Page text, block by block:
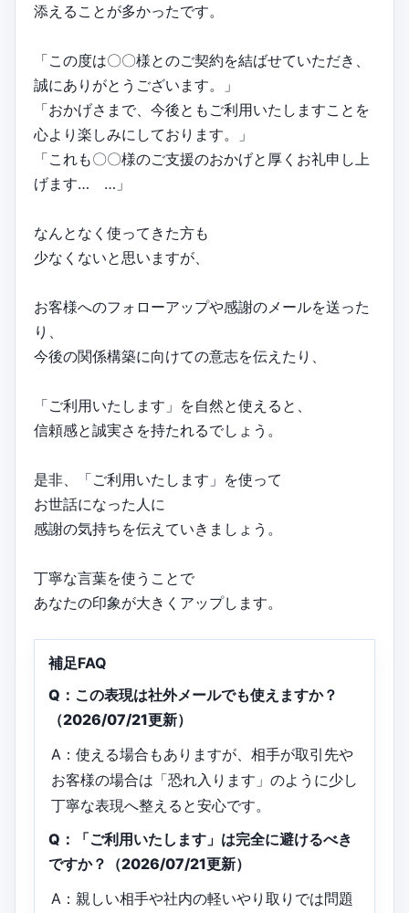
添えることが多かったです。
「この度は〇〇様とのご契約を結ばせていただき、
誠にありがとうございます。」
「おかげさまで、今後ともご利用いたしますことを
心より楽しみにしております。」
「これも〇〇様のご支援のおかげと厚くお礼申し上
げます… …」
なんとなく使ってきた方も
少なくないと思いますが、
お客様へのフォローアップや感謝のメールを送った
り、
今後の関係構築に向けての意志を伝えたり、
「ご利用いたします」を自然と使えると、
信頼感と誠実さを持たれるでしょう。
是非、「ご利用いたします」を使って
お世話になった人に
感謝の気持ちを伝えていきましょう。
丁寧な言葉を使うことで
あなたの印象が大きくアップします。
補足FAQ
Q：この表現は社外メールでも使えますか？
（2026/07/21更新）
A：使える場合もありますが、相手が取引先や
お客様の場合は「恐れ入ります」のように少し
丁寧な表現へ整えると安心です。
Q：「ご利用いたします」は完全に避けるべき
ですか？（2026/07/21更新）
A：親しい相手や社内の軽いやり取りでは問題